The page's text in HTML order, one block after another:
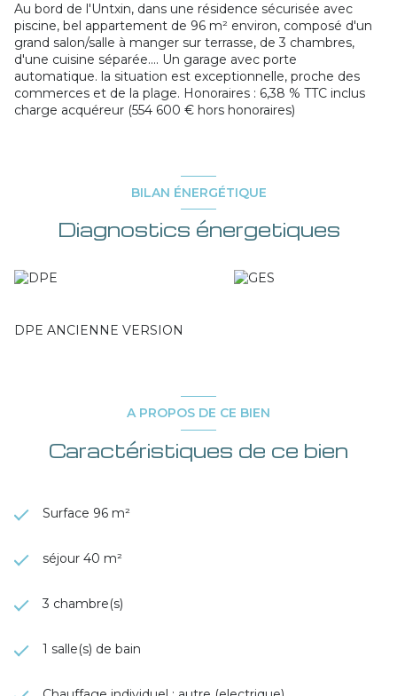
Au bord de l'Untxin, dans une résidence sécurisée avec
piscine, bel appartement de 96 m² environ, composé d'un
grand salon/salle à manger sur terrasse, de 3 chambres,
d'une cuisine séparée.... Un garage avec porte
automatique. la situation est exceptionnelle, proche des
commerces et de la plage. Honoraires : 6,38 % TTC inclus
charge acquéreur (554 600 € hors honoraires)
BILAN ÉNERGÉTIQUE
Diagnostics énergetiques
DPE ANCIENNE VERSION
A PROPOS DE CE BIEN
Caractéristiques de ce bien
Surface 96 m²
séjour 40 m²
3 chambre(s)
1 salle(s) de bain